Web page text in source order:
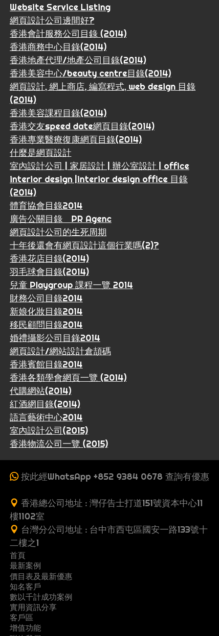
Website Service Listing
網頁設計公司邊間好?
香港會計服務公司目錄 (2014)
香港商務中心目錄(2014)
香港地產代理/地產公司目錄(2014)
香港美容中心/beauty centre目錄(2014)
網頁設計, 網上商店, 編寫程式, web design 目錄
(2014)
香港美容課程目錄(2014)
香港交友speed date網頁目錄(2014)
香港專業醫療復康網頁目錄(2014)
什麼是網頁設計
室內設計公司 | 家居設計 | 辦公室設計 | office
interior design |interior design office 目錄
(2014)
體育協會目錄2014
廣告公關目錄 PR Agenc
網頁設計公司的生死周期
十年後還會有網頁設計這個行業嗎(2)?
香港花店目錄(2014)
羽毛球會目錄(2014)
兒童 Playgroup 課程一覽 2014
財務公司目錄2014
新娘化妝目錄2014
移民顧問目錄2014
婚禮攝影公司目錄2014
網頁設計/網站設計倉頡碼
香港賓館目錄2014
香港各類學會網頁一覽 (2014)
代購網站(2014)
紅酒網目錄(2014)
語言藝術中心2014
室內設計公司(2015)
香港物流公司一覽 (2015)
按此經WhatsApp +852 9384 0678 查詢有優惠
香港總公司地址 : 灣仔告士打道151號資本中心11
樓1102室
台灣分公司地址 : 台中市西屯區國安一路133號十
二樓之1
首頁
收
費
案
例
製
作
流
程
G
o
o
關
於
常
最新案例
一
頁
式
網
站
多
頁
式
網
行
業
案
價目表及最新優惠
網
站
架
設
推
薦
朋
立
即
優
知名客戶
數以千計成功案例
黃
頁
地
實用資訊分享
懶
客戶區
增值功能